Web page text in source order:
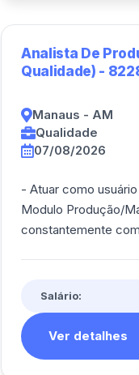
Analista De
Qualidade) -
Manaus - AM
Qualidade
07/08/2026
- Atuar como
Modulo Produção/
constantemente
Salário:
Ver detalhes